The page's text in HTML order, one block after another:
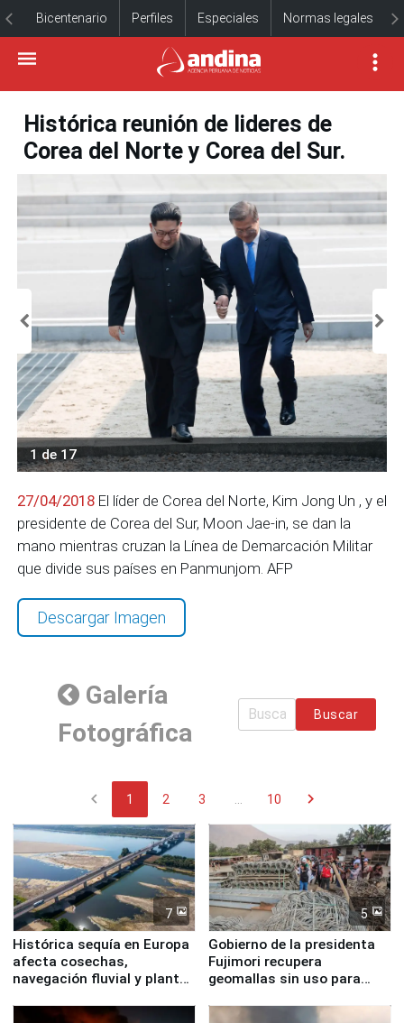
Bicentenario Perfiles Especiales Normas legales
Histórica reunión de lideres de
Corea del Norte y Corea del Sur.
1 de 17
27/04/2018 El líder de Corea del Norte, Kim Jong Un , y el
presidente de Corea del Sur, Moon Jae-in, se dan la
mano mientras cruzan la Línea de Demarcación Militar
que divide sus países en Panmunjom. AFP
Descargar Imagen
Galería
Fotográfica
Buscar
chevron_left 1 2 3 10 chevron_right
7
Histórica sequía en Europa
afecta cosechas,
navegación fluvial y plantas
5
Gobierno de la presidenta
Fujimori recupera
geomallas sin uso para
Fenómeno El Niño